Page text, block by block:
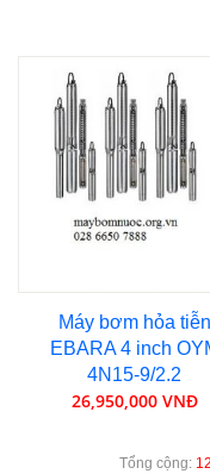
Máy bơm hỏa tiễn
EBARA 4 inch
4N15-9/2.2
26,950,000 VNĐ
Tổng cộng: